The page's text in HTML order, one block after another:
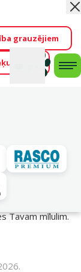
TOP
mīlulis
grauzējiem
mājas
Tavam mīlulim.